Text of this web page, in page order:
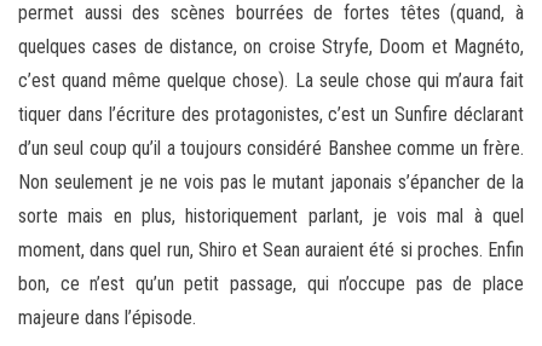
permet aussi des scènes bourrées de fortes têtes (quand, à
quelques cases de distance, on croise Stryfe, Doom et Magnéto,
c’est quand même quelque chose). La seule chose qui m’aura fait
tiquer dans l’écriture des protagonistes, c’est un Sunfire déclarant
d’un seul coup qu’il a toujours considéré Banshee comme un frère.
Non seulement je ne vois pas le mutant japonais s’épancher de la
sorte mais en plus, historiquement parlant, je vois mal à quel
moment, dans quel run, Shiro et Sean auraient été si proches. Enfin
bon, ce n’est qu’un petit passage, qui n’occupe pas de place
majeure dans l’épisode.